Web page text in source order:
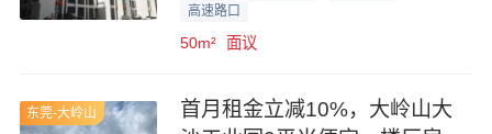
高速路口
50m² 面议
东莞-大岭山
首月租金立减10%，大岭山大